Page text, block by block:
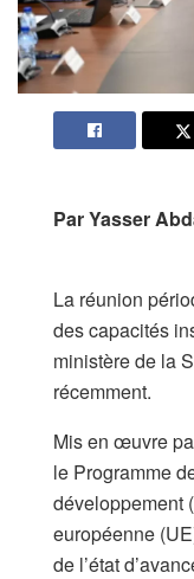
Par Yasser
​La réunion
des capacités
ministère de la
récemment.
Mis en œuvre
le Programme
développement
européenne
de l’état